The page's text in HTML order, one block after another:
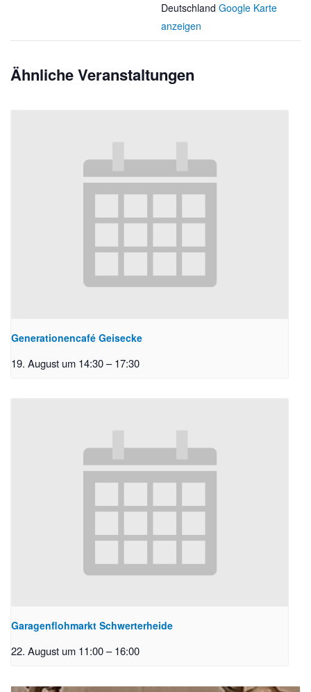
Deutschland Google Karte
anzeigen
Ähnliche Veranstaltungen
Generationencafé Geisecke
19. August um 14:30– 17:30
Garagenflohmarkt Schwerterheide
22. August um 11:00– 16:00